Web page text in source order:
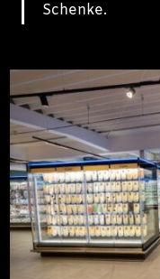
Schenke.